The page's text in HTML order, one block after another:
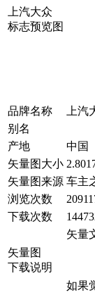
上汽大众
标志预览图
品牌名称
上汽
别名
产地
中国
矢量图大小
矢量图来源 车主
浏览次数
下载次数
矢量图
下载说明
矢量
如果